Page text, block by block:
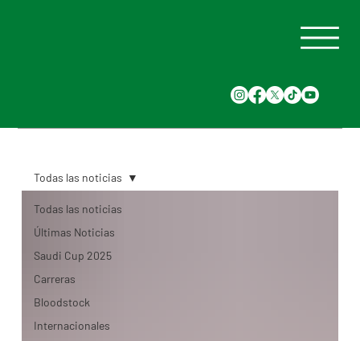
Todas las noticias
Últimas Noticias
Saudi Cup 2025
Carreras
Bloodstock
Internacionales
Todas las noticias